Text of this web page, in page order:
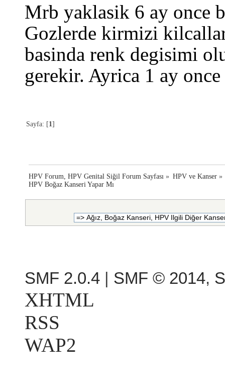
Mrb yaklasik 6 ay once
Gozlerde kirmizi
basinda renk degisimi
gerekir. Ayrica 1 ay
Sayfa: [1]
HPV Forum, HPV Genital Siğil Forum Sayfası » HPV ve Kanser»
HPV Boğaz Kanseri Yapar Mı
SMF 2.0.4 | SMF © 2014,
XHTML
RSS
WAP2